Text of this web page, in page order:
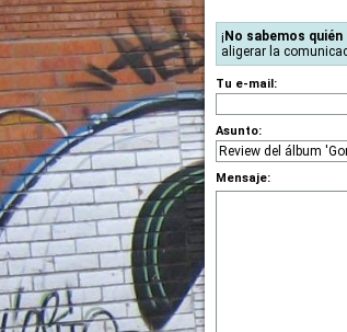
¡ No sabemos quién
aligerar la
Tu e-mail:
Asunto:
Mensaje: